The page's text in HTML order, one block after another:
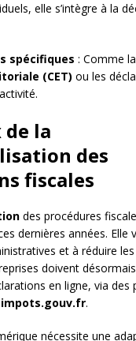
elle s’intègre à la
spécifiques : Comme la
(CET) ou les
de la
des
fiscales
des procédures
dernières années. Elle
et à réduire
doivent
en ligne, via des
impots.gouv.fr.
nécessite une